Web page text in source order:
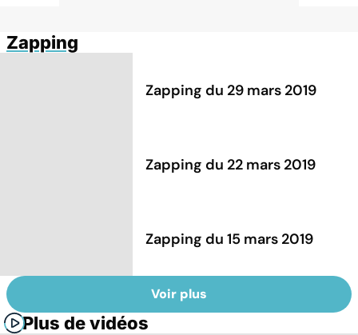
Zapping
Zapping du 29 mars 2019
Zapping du 22 mars 2019
Zapping du 15 mars 2019
Voir plus
Plus de vidéos